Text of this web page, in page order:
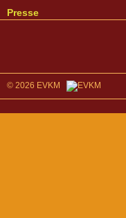
Presse
© 2026 EVKM